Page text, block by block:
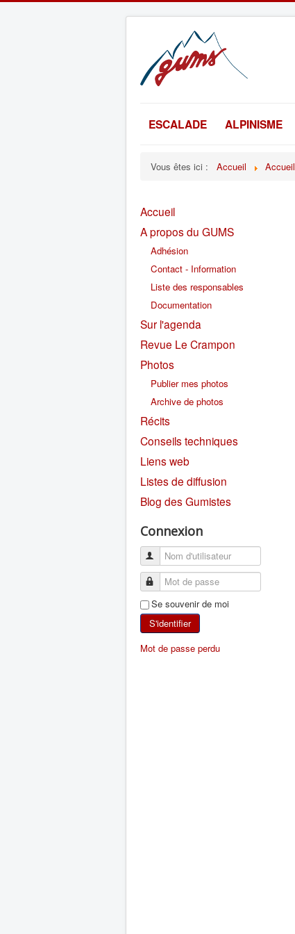
ESCALADE ALPINISME
Vous êtes ici : Accueil Accueil
Accueil
A propos du GUMS
Adhésion
Contact - Information
Liste des responsables
Documentation
Sur l'agenda
Revue Le Crampon
Photos
Publier mes photos
Archive de photos
Récits
Conseils techniques
Liens web
Listes de diffusion
Blog des Gumistes
Connexion
Se souvenir de moi
S'identifier
Mot de passe perdu